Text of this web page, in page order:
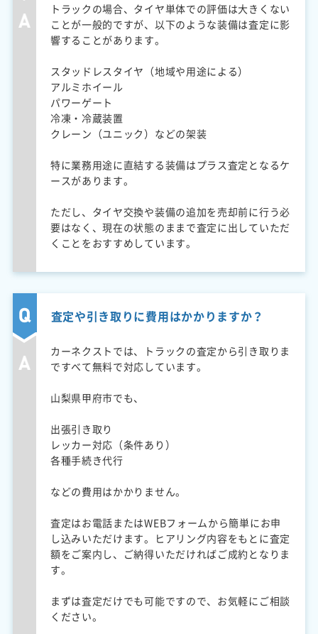
トラックの場合、タイヤ単体での評価は大きくない
ことが一般的ですが、以下のような装備は査定に影
響することがあります。
スタッドレスタイヤ（地域や用途による）
アルミホイール
パワーゲート
冷凍・冷蔵装置
クレーン（ユニック）などの架装
特に業務用途に直結する装備はプラス査定となるケ
ースがあります。
ただし、タイヤ交換や装備の追加を売却前に行う必
要はなく、現在の状態のままで査定に出していただ
くことをおすすめしています。
査定や引き取りに費用はかかりますか？
カーネクストでは、トラックの査定から引き取りま
ですべて無料で対応しています。
山梨県甲府市でも、
出張引き取り
レッカー対応（条件あり）
各種手続き代行
などの費用はかかりません。
査定はお電話またはWEBフォームから簡単にお申
し込みいただけます。ヒアリング内容をもとに査定
額をご案内し、ご納得いただければご成約となりま
す。
まずは査定だけでも可能ですので、お気軽にご相談
ください。